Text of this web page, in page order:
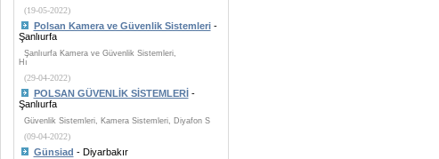
(19-05-2022)
Polsan Kamera ve Güvenlik Sistemleri-
Şanlıurfa
Şanlıurfa Kamera ve Güvenlik Sistemleri,
Hı
(29-04-2022)
POLSAN GÜVENLİK SİSTEMLERİ-
Şanlıurfa
Güvenlik Sistemleri, Kamera Sistemleri, Diyafon S
(09-04-2022)
Günsiad - Diyarbakır